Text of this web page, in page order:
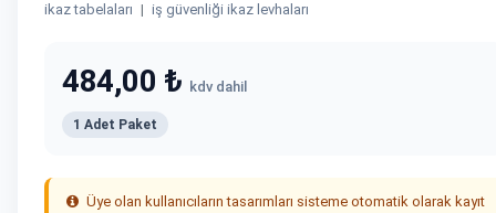
ikaz tabelaları | iş güvenliği ikaz levhaları
484,00 ₺ kdv dahil
1 Adet Paket
Üye olan kullanıcıların tasarımları sisteme otomatik olarak kayıt